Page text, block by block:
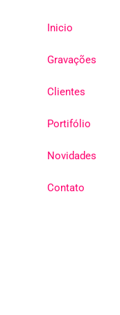
Inicio
Gravações
Clientes
Portifólio
Novidades
Contato